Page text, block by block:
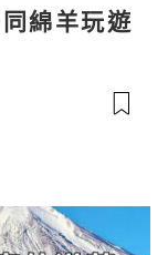
綿羊玩遊